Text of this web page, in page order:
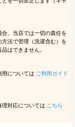
、当店では一切の責任を
法で管理（洗濯含む）を
はできません。
用については ご利用ガイド
対応については こちら